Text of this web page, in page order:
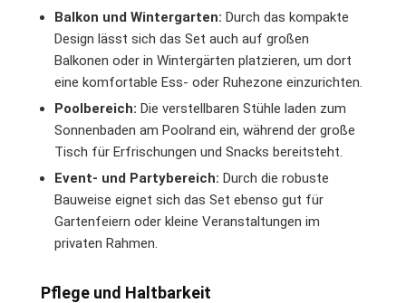
Balkon und Wintergarten: Durch das kompakte
Design lässt sich das Set auch auf großen
Balkonen oder in Wintergärten platzieren, um dort
eine komfortable Ess- oder Ruhezone einzurichten.
Poolbereich: Die verstellbaren Stühle laden zum
Sonnenbaden am Poolrand ein, während der große
Tisch für Erfrischungen und Snacks bereitsteht.
Event- und Partybereich: Durch die robuste
Bauweise eignet sich das Set ebenso gut für
Gartenfeiern oder kleine Veranstaltungen im
privaten Rahmen.
Pflege und Haltbarkeit